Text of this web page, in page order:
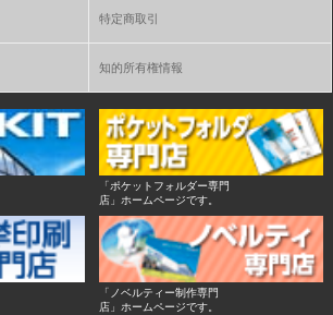
特定商取引
知的所有権情報
「ポケットフォルダー専門
店」ホームページです。
「ノベルティー制作専門
店」ホームページです。